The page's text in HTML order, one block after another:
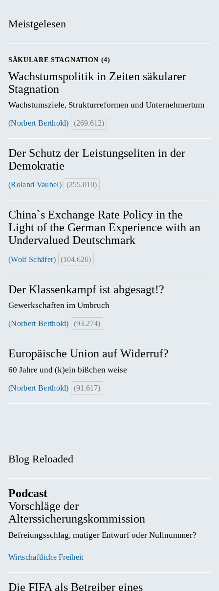
Meistgelesen
SÄKULARE STAGNATION (4)
Wachstumspolitik in Zeiten säkularer
Stagnation
Wachstumsziele, Strukturreformen und Unternehmertum
(Norbert Berthold) (269.612)
Der Schutz der Leistungseliten in der
Demokratie
(Roland Vaubel) (255.010)
China`s Exchange Rate Policy in the
Light of the German Experience with an
Undervalued Deutschmark
(Wolf Schäfer) (104.626)
Der Klassenkampf ist abgesagt!?
Gewerkschaften im Umbruch
(Norbert Berthold) (93.274)
Europäische Union auf Widerruf?
60 Jahre und (k)ein bißchen weise
(Norbert Berthold) (91.617)
Blog Reloaded
Podcast
Vorschläge der
Alterssicherungskommission
Befreiungsschlag, mutiger Entwurf oder Nullnummer?
Wirtschaftliche Freiheit
Die FIFA als Betreiber eines